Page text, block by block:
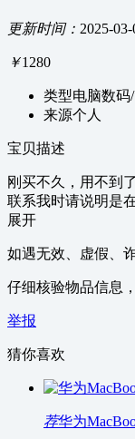
更新时间： 2025-03-
￥1280
类型电脑数码
来源个人
宝贝描述
刚买不久，用不到了
联系我时请说明是
展开
如遇无效、虚假、
仔细核验物品信息
举报
猜你喜欢
荐华为